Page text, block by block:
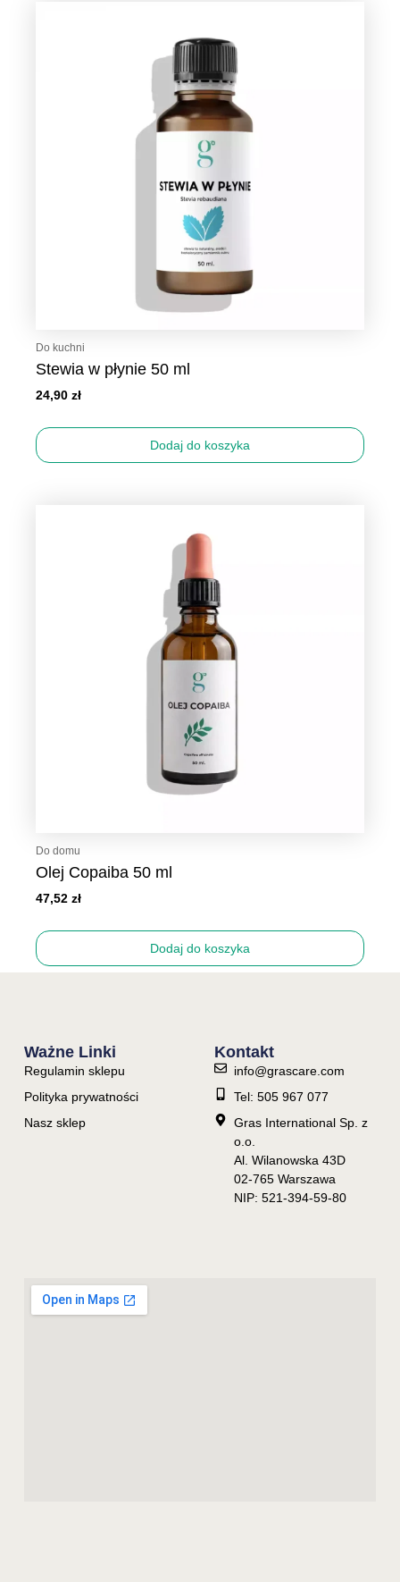
Do kuchni
Stewia w płynie 50 ml
24,90zł
Dodaj do koszyka
Do domu
Olej Copaiba 50 ml
47,52zł
Dodaj do koszyka
Ważne Linki
Regulamin sklepu
Polityka prywatności
Nasz sklep
Kontakt
info@grascare.com
Tel: 505 967 077
Gras International Sp. z
o.o.
Al. Wilanowska 43D
02-765 Warszawa
NIP: 521-394-59-80